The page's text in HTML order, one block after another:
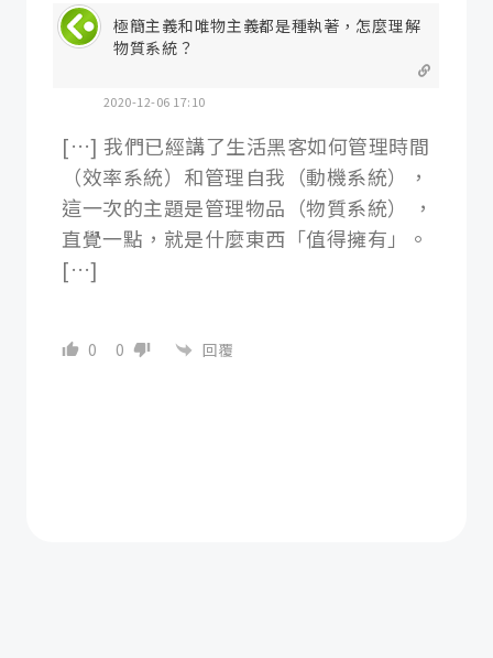
極簡主義和唯物主義都是種執著，怎麼理解
物質系統？
2020-12-06 17:10
[…] 我們已經講了生活黑客如何管理時間
（效率系統）和管理自我（動機系統），
這一次的主題是管理物品（物質系統） ，
直覺一點，就是什麼東西「值得擁有」。
[…]
0 0 回覆